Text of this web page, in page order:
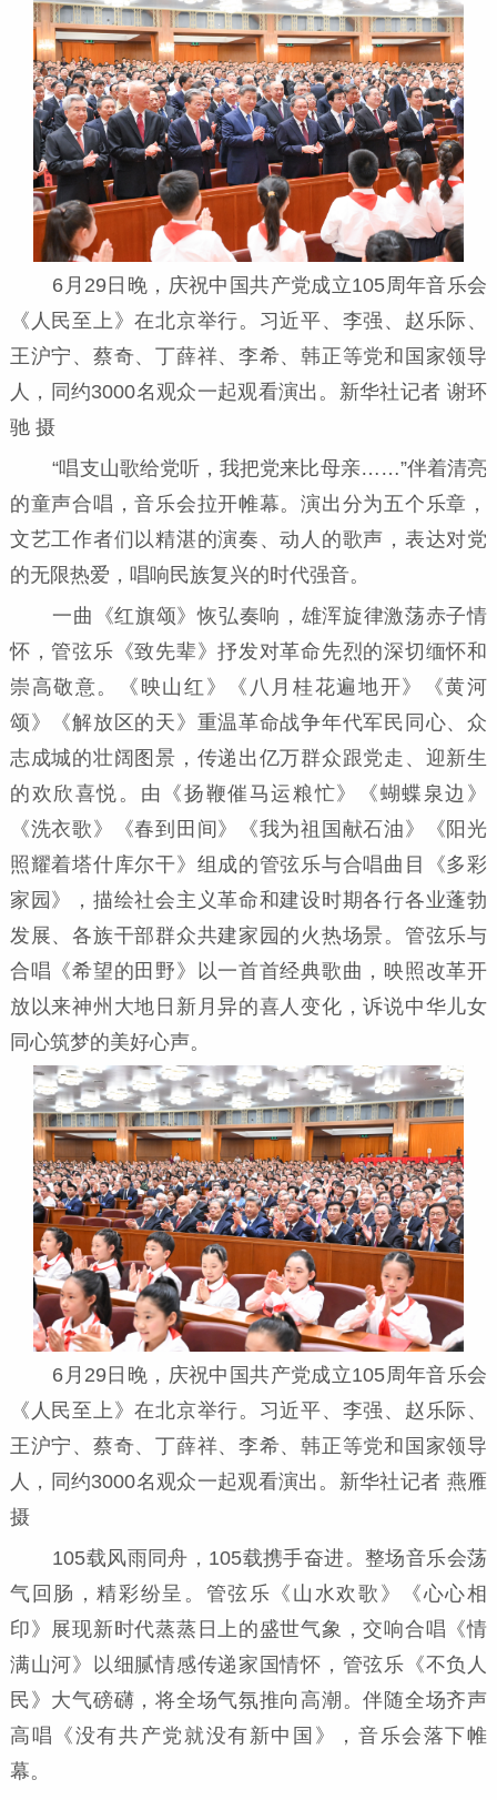
6月29日晚，庆祝中国共产党成立105周年音乐会
《人民至上》在北京举行。习近平、李强、赵乐际、
王沪宁、蔡奇、丁薛祥、李希、韩正等党和国家领导
人，同约3000名观众一起观看演出。新华社记者 谢环
驰 摄
“唱支山歌给党听，我把党来比母亲……”伴着清亮
的童声合唱，音乐会拉开帷幕。演出分为五个乐章，
文艺工作者们以精湛的演奏、动人的歌声，表达对党
的无限热爱，唱响民族复兴的时代强音。
一曲《红旗颂》恢弘奏响，雄浑旋律激荡赤子情
怀，管弦乐《致先辈》抒发对革命先烈的深切缅怀和
崇高敬意。《映山红》《八月桂花遍地开》《黄河
颂》《解放区的天》重温革命战争年代军民同心、众
志成城的壮阔图景，传递出亿万群众跟党走、迎新生
的欢欣喜悦。由《扬鞭催马运粮忙》《蝴蝶泉边》
《洗衣歌》《春到田间》《我为祖国献石油》《阳光
照耀着塔什库尔干》组成的管弦乐与合唱曲目《多彩
家园》，描绘社会主义革命和建设时期各行各业蓬勃
发展、各族干部群众共建家园的火热场景。管弦乐与
合唱《希望的田野》以一首首经典歌曲，映照改革开
放以来神州大地日新月异的喜人变化，诉说中华儿女
同心筑梦的美好心声。
6月29日晚，庆祝中国共产党成立105周年音乐会
《人民至上》在北京举行。习近平、李强、赵乐际、
王沪宁、蔡奇、丁薛祥、李希、韩正等党和国家领导
人，同约3000名观众一起观看演出。新华社记者 燕雁
摄
105载风雨同舟，105载携手奋进。整场音乐会荡
气回肠，精彩纷呈。管弦乐《山水欢歌》《心心相
印》展现新时代蒸蒸日上的盛世气象，交响合唱《情
满山河》以细腻情感传递家国情怀，管弦乐《不负人
民》大气磅礴，将全场气氛推向高潮。伴随全场齐声
高唱《没有共产党就没有新中国》，音乐会落下帷
幕。